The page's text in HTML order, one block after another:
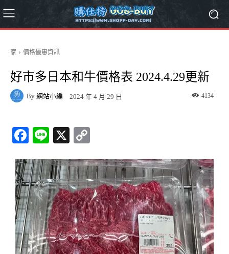
家 價格優惠資訊
好市多日本和牛價格表 2024.4.29更新
By 網站小編 2024 年 4 月 29 日 4134
Fa
bo
ok
Li
X
y
Li
nk